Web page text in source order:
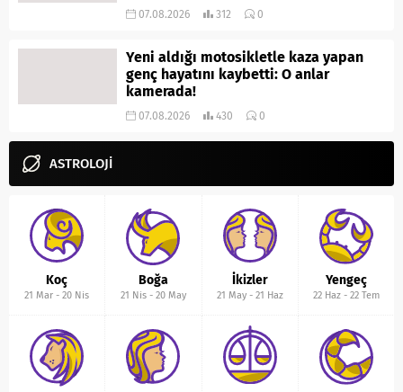
07.08.2026 312 0
Yeni aldığı motosikletle kaza yapan
genç hayatını kaybetti: O anlar
kamerada!
07.08.2026 430 0
ASTROLOJİ
Koç
21 Mar -20 Nis
Boğa
21 Nis- 20 May
İkizler
21 May- 21 Haz
Yengeç
22 Haz- 22 Tem